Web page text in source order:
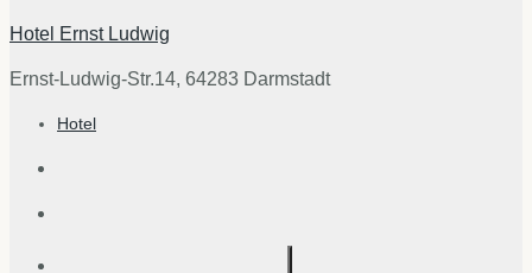
Hotel Ernst Ludwig
Ernst-Ludwig-Str.14, 64283 Darmstadt
Hotel